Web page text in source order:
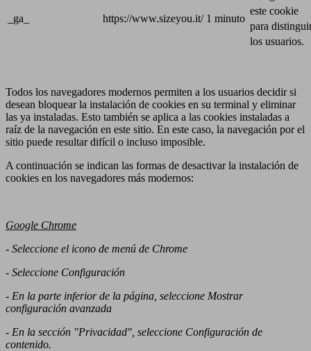
_ga_ https://www.sizeyou.it/ 1 minuto
este cookie
para
los usuarios.
Todos los navegadores modernos permiten a los usuarios decidir si
desean bloquear la instalación de cookies en su terminal y eliminar
las ya instaladas. Esto también se aplica a las cookies instaladas a
raíz de la navegación en este sitio. En este caso, la navegación por el
sitio puede resultar difícil o incluso imposible.
A continuación se indican las formas de desactivar la instalación de
cookies en los navegadores más modernos:
Google Chrome
- Seleccione el icono de menú de Chrome
- Seleccione Configuración
- En la parte inferior de la página, seleccione Mostrar
configuración avanzada
- En la sección "Privacidad", seleccione Configuración de
contenido.